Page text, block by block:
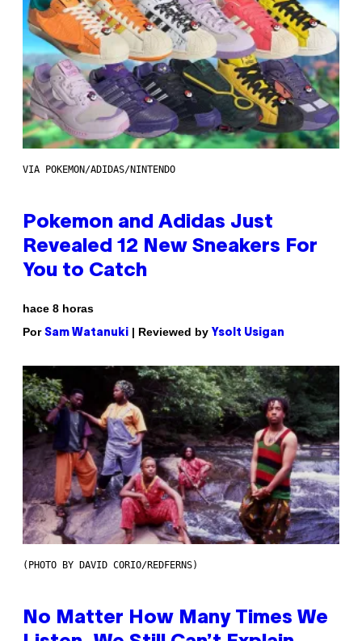
VIA POKEMON/ADIDAS/NINTENDO
Pokemon and Adidas Just
Revealed 12 New Sneakers For
You to Catch
hace 8 horas
Por Sam Watanuki | Reviewed by Ysolt Usigan
(PHOTO BY DAVID CORIO/REDFERNS)
No Matter How Many Times We